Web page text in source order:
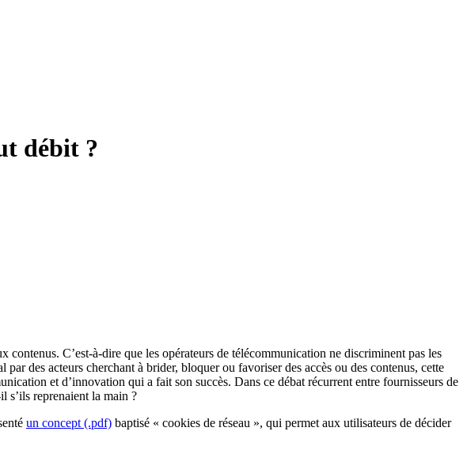
débit ?
contenus. C’est-à-dire que les opérateurs de télécommunication ne discriminent pas les
des acteurs cherchant à brider, bloquer ou favoriser des accès ou des contenus, cette
et d’innovation qui a fait son succès. Dans ce débat récurrent entre fournisseurs de
s’ils reprenaient la main ?
un concept (.pdf) baptisé « cookies de réseau », qui permet aux utilisateurs de décider